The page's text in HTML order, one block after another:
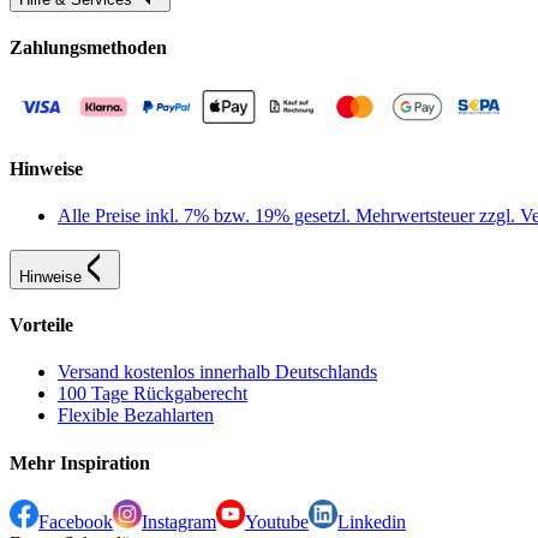
Zahlungsmethoden
Hinweise
Alle Preise inkl. 7% bzw. 19% gesetzl. Mehrwertsteuer zzgl.
Hinweise
Vorteile
Versand kostenlos innerhalb Deutschlands
100 Tage Rückgaberecht
Flexible Bezahlarten
Mehr Inspiration
Facebook Instagram Youtube
Linkedin